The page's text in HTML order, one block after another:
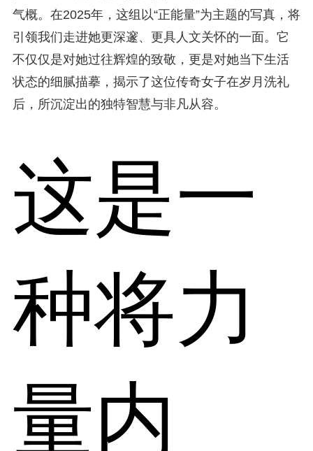
气概。在2025年，这组以“正能量”为主题的写真，将
引领我们走进她更深邃、更具人文关怀的一面。它
不仅仅是对她过往辉煌的致敬，更是对她当下生活
状态的细腻描摹，揭示了这位传奇女子在岁月洗礼
后，所沉淀出的独特智慧与非凡从容。
这是一
种将力
量内